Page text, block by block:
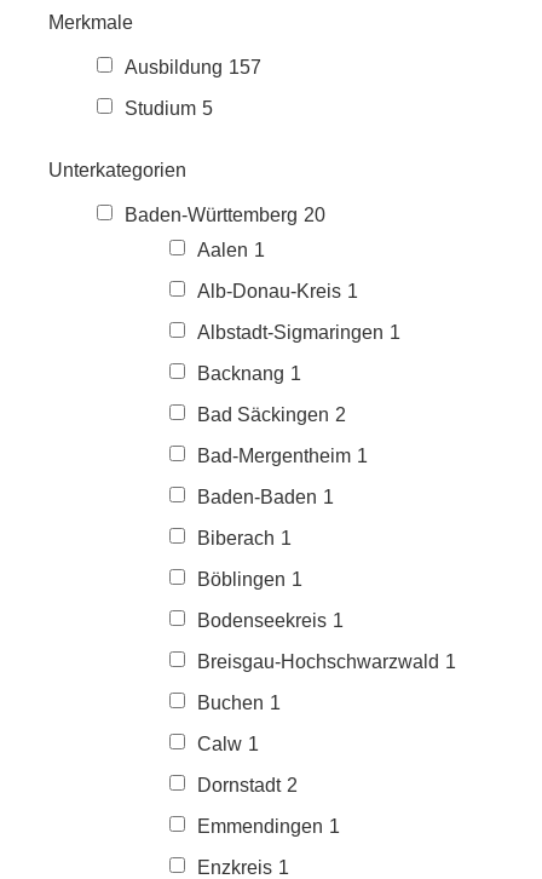
Merkmale
Ausbildung 157
Studium 5
Unterkategorien
Baden-Württemberg 20
Aalen 1
Alb-Donau-Kreis 1
Albstadt-Sigmaringen 1
Backnang 1
Bad Säckingen 2
Bad-Mergentheim 1
Baden-Baden 1
Biberach 1
Böblingen 1
Bodenseekreis 1
Breisgau-Hochschwarzwald 1
Buchen 1
Calw 1
Dornstadt 2
Emmendingen 1
Enzkreis 1